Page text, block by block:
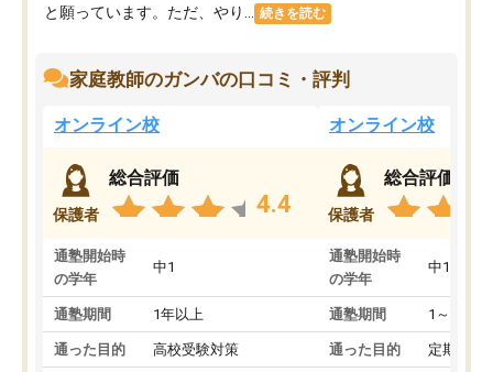
と願っています。ただ、やり...
続きを読む
家庭教師のガンバの口コミ・評判
オンライン校
保護者
総合評価
4.4
通塾開始時
の学年
中1
通塾期間 1年以上
通った目的 高校受験対策
オンライン校
保護者
総合評価
通塾開始時
の学年
中1
通塾期間 1～3ヵ月
通った目的 定期テス